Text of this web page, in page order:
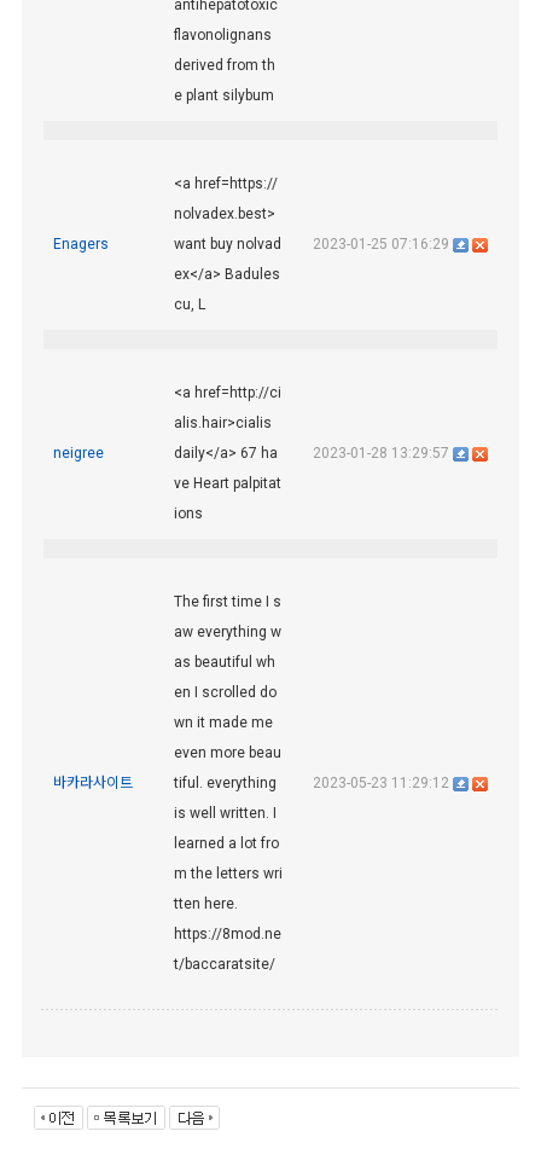
antihepatotoxic
flavonolignans
derived from th
e plant silybum
Enagers
<a href=https://
nolvadex.best>
want buy nolvad
ex</a> Badules
cu, L
2023-01-25 07:16:29
neigree
<a href=http://ci
alis.hair>cialis
daily</a> 67 ha
ve Heart palpitat
ions
2023-01-28 13:29:57
바카라사이트
The first time I s
aw everything w
as beautiful wh
en I scrolled do
wn it made me
even more beau
tiful. everything
is well written. I
learned a lot fro
m the letters wri
tten here.
https://8mod.ne
t/baccaratsite/
2023-05-23 11:29:12